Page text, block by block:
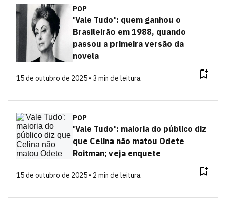
POP
'Vale Tudo': quem ganhou o
Brasileirão em 1988, quando
passou a primeira versão da
novela
15 de outubro de 2025 • 3 min de leitura
POP
'Vale Tudo': maioria do público diz
que Celina não matou Odete
Roitman; veja enquete
15 de outubro de 2025 • 2 min de leitura